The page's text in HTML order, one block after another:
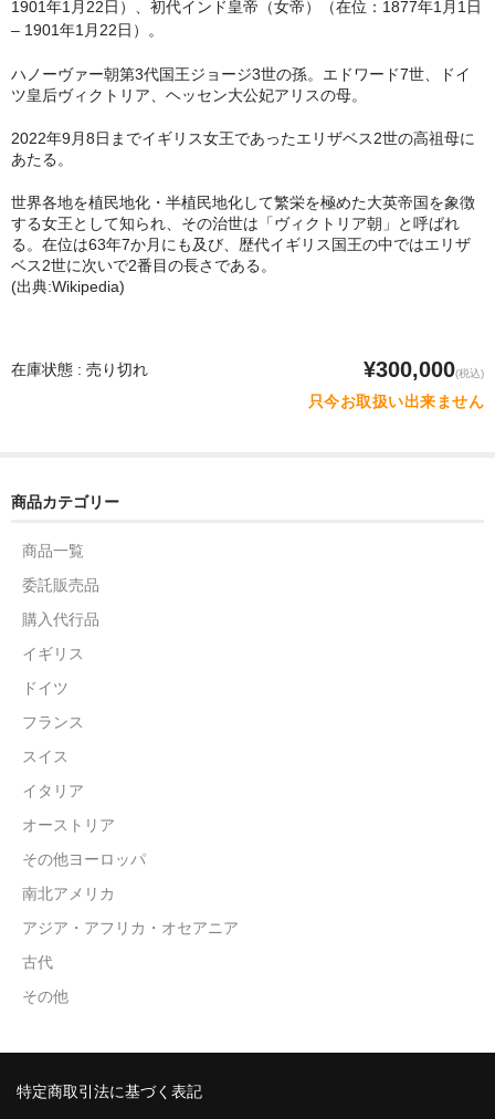
1901年1月22日）、初代インド皇帝（女帝）（在位：1877年1月1日
– 1901年1月22日）。
ハノーヴァー朝第3代国王ジョージ3世の孫。エドワード7世、ドイ
ツ皇后ヴィクトリア、ヘッセン大公妃アリスの母。
2022年9月8日までイギリス女王であったエリザベス2世の高祖母に
あたる。
世界各地を植民地化・半植民地化して繁栄を極めた大英帝国を象徴
する女王として知られ、その治世は「ヴィクトリア朝」と呼ばれ
る。在位は63年7か月にも及び、歴代イギリス国王の中ではエリザ
ベス2世に次いで2番目の長さである。
(出典:Wikipedia)
在庫状態 : 売り切れ ¥300,000(税込)
只今お取扱い出来ません
商品カテゴリー
商品一覧
委託販売品
購入代行品
イギリス
ドイツ
フランス
スイス
イタリア
オーストリア
その他ヨーロッパ
南北アメリカ
アジア・アフリカ・オセアニア
古代
その他
特定商取引法に基づく表記